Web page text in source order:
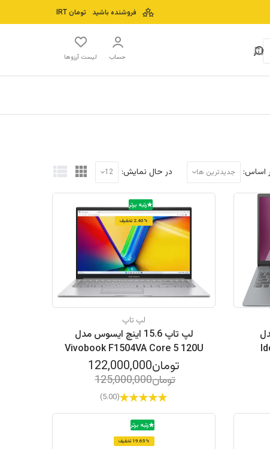
فروشنده باشید تومان
حساب لیست آرزوها
اساس: جدیدترین ها در حال نمایش: 12
رتبه برتر
2.40% تخفیف
لپ تاپ
لپ تاپ 15.6 اینچ ایسوس مدل
Vivobook F1504VA Core 5 120U
16GB 512GB SSD Intel
تومان122,000,000
تومان125,000,000
(5.00)
رتبه برتر
19.65% تخفیف